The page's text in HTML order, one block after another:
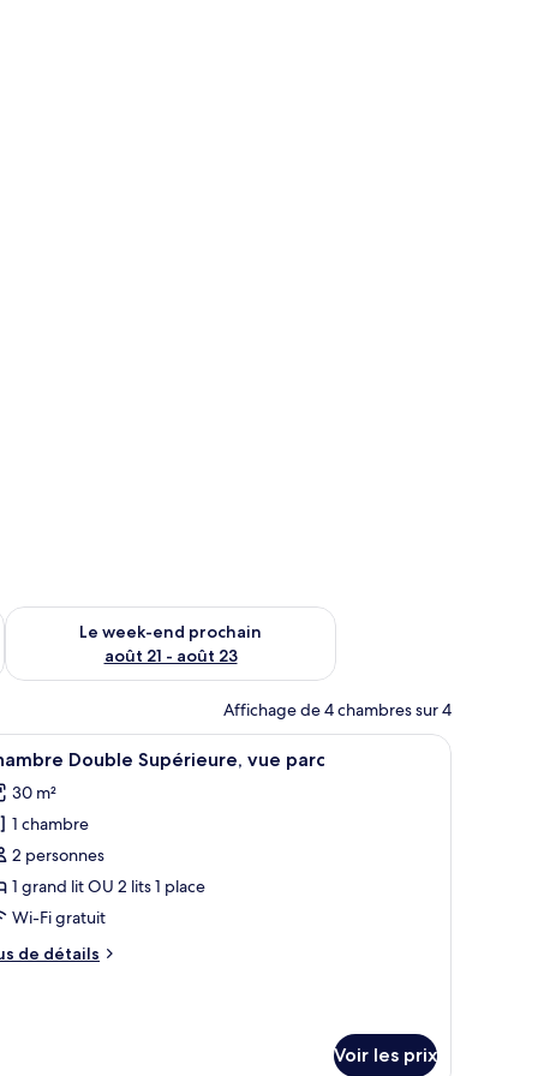
août 14 - août 16
Le week-end prochain
août 21 - août 23
Vérifier la disponibilité pour le week-end prochain août 21 -
Affichage de 4 chambres sur 4
des tables de chevet, un bureau et une chaise.
:
Une chambre d’hôtel comprenant un lit,
7 Double Supérieure, vue parc
30 m²
1 chambre
2 personnes
1 grand lit OU 2 lits 1 place
Wi-Fi gratuit
de détails
Voir les prix